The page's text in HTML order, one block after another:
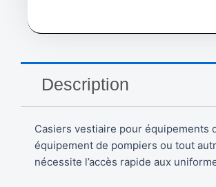
Description
Casiers vestiaire pour équipements
équipement de pompiers ou tout
nécessite l’accès rapide aux